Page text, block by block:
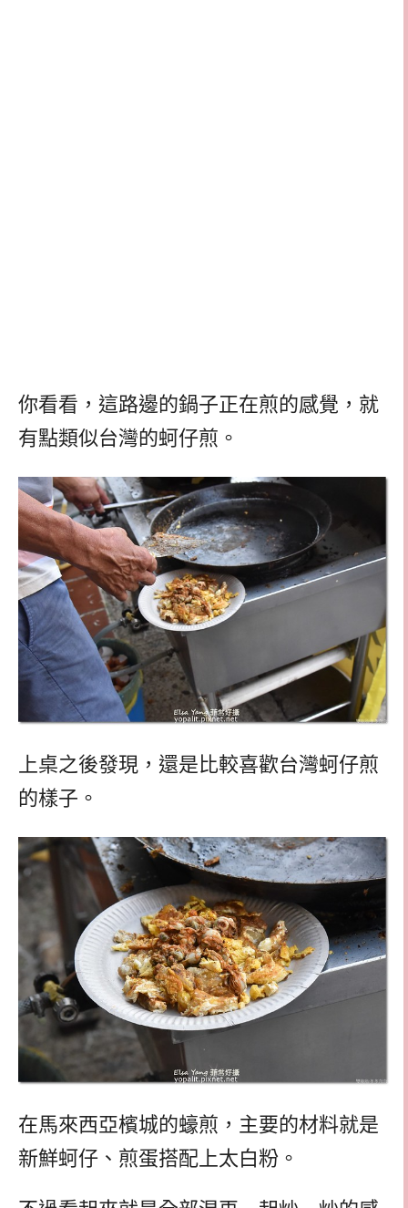
你看看，這路邊的鍋子正在煎的感覺，就
有點類似台灣的蚵仔煎。
上桌之後發現，還是比較喜歡台灣蚵仔煎
的樣子。
在馬來西亞檳城的蠔煎，主要的材料就是
新鮮蚵仔、煎蛋搭配上太白粉。